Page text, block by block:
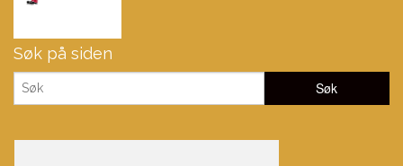
Søk på siden